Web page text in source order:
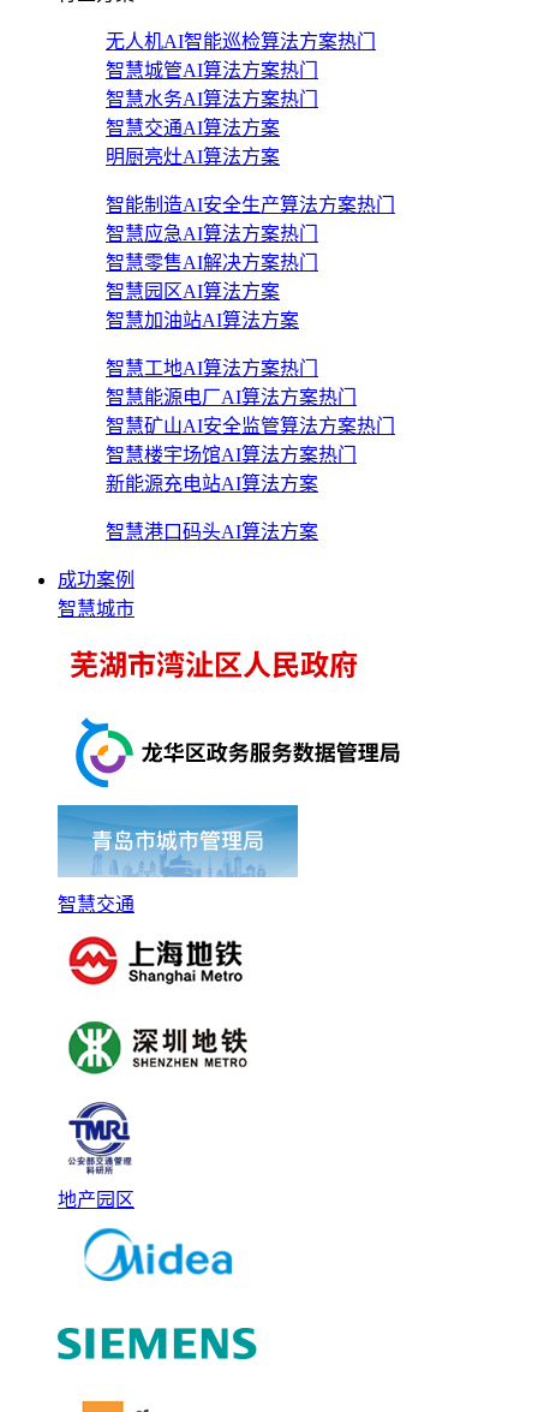
无人机AI智能巡检算法方案热门
智慧城管AI算法方案热门
智慧水务AI算法方案热门
智慧交通AI算法方案
明厨亮灶AI算法方案
智能制造AI安全生产算法方案热门
智慧应急AI算法方案热门
智慧零售AI解决方案热门
智慧园区AI算法方案
智慧加油站AI算法方案
智慧工地AI算法方案热门
智慧能源电厂AI算法方案热门
智慧矿山AI安全监管算法方案热门
智慧楼宇场馆AI算法方案热门
新能源充电站AI算法方案
智慧港口码头AI算法方案
成功案例
智慧城市
智慧交通
地产园区